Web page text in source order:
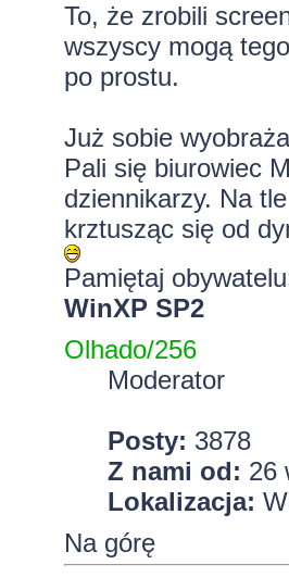
To, że zrobili
wszyscy mogą
po prostu.
Już sobie
Pali się biurowiec
dziennikarzy. Na
krztusząc się od
Pamiętaj
WinXP SP2
Olhado/256
Moderator
Posty: 3878
Z nami od: 26
Lokalizacja:
Na górę